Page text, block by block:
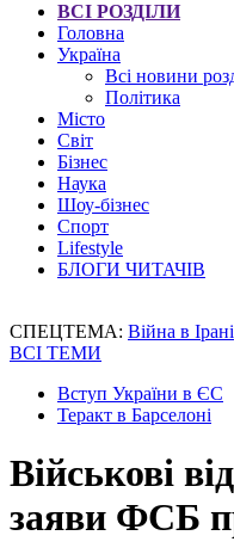
ВСІ РОЗДІЛИ
Головна
Україна
Всі новини
Політика
Місто
Світ
Бізнес
Наука
Шоу-бізнес
Спорт
Lifestyle
БЛОГИ ЧИТАЧІВ
СПЕЦТЕМА: Війна в Ірані
ВСІ ТЕМИ
Вступ України в ЄС
Теракт в Барселоні
Військові
заяви ФСБ